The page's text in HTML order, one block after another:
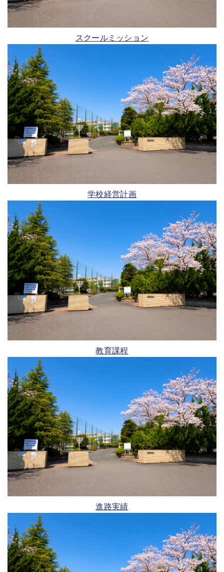
スクールミッション
学校経営計画
教育課程
進路実績